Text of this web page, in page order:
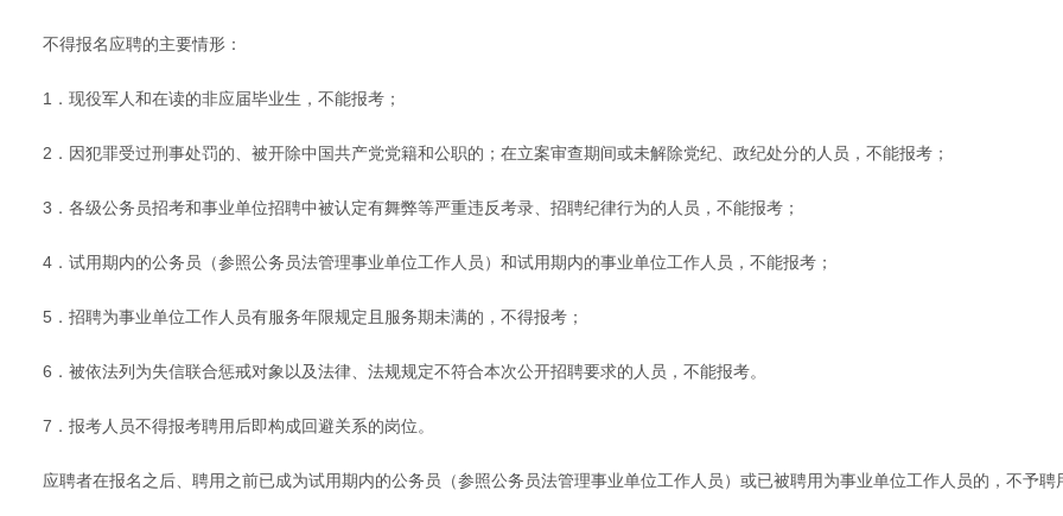
不得报名应聘的主要情形：
1．现役军人和在读的非应届毕业生，不能报考；
2．因犯罪受过刑事处罚的、被开除中国共产党党籍和公职的；在立案审查期间或未解除党纪、政纪处分的人员，不能报考；
3．各级公务员招考和事业单位招聘中被认定有舞弊等严重违反考录、招聘纪律行为的人员，不能报考；
4．试用期内的公务员（参照公务员法管理事业单位工作人员）和试用期内的事业单位工作人员，不能报考；
5．招聘为事业单位工作人员有服务年限规定且服务期未满的，不得报考；
6．被依法列为失信联合惩戒对象以及法律、法规规定不符合本次公开招聘要求的人员，不能报考。
7．报考人员不得报考聘用后即构成回避关系的岗位。
应聘者在报名之后、聘用之前已成为试用期内的公务员（参照公务员法管理事业单位工作人员）或已被聘用为事业单位工作人员的，不予聘